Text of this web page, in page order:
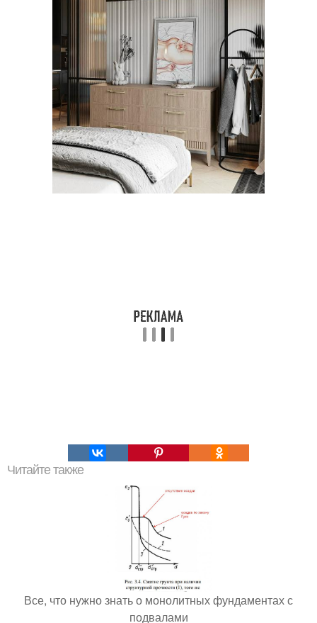
Читайте также
Все, что нужно знать о монолитных фундаментах с
подвалами